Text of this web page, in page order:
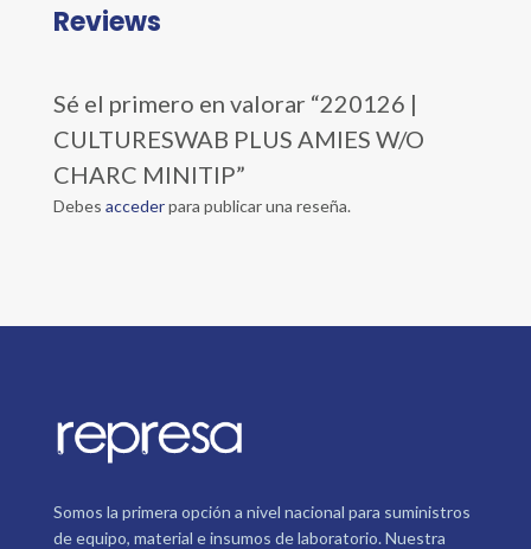
Reviews
Sé el primero en valorar “220126 |
CULTURESWAB PLUS AMIES W/O
CHARC MINITIP”
Debes accederpara publicar una reseña.
Somos la primera opción a nivel nacional para suministros
de equipo, material e insumos de laboratorio. Nuestra